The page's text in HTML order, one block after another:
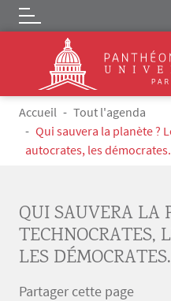
Aller au contenu principal
Logo
Fil d'Ariane
Accueil
Tout l'agenda
Qui sauvera la planète ?
autocrates, les
QUI SAUVERA LA
TECHNOCRATES,
LES
Partager cette page